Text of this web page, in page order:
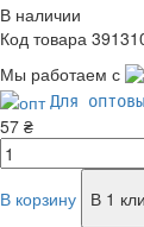
В наличии
Код товара
Мы работаем с
Для
57 ₴
В корзину
В 1